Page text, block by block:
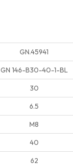
GN.45941
GN 146-B30-40-1-BL
30
6.5
M8
40
62